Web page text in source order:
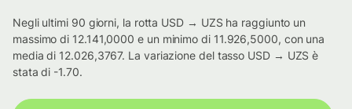
Negli ultimi 90 giorni, la rotta USD → UZS ha raggiunto un
massimo di 12.141,0000 e un minimo di 11.926,5000, con una
media di 12.026,3767. La variazione del tasso USD → UZS è
stata di -1.70.